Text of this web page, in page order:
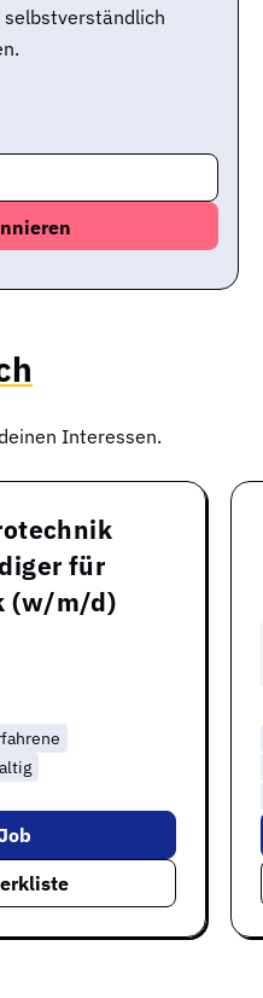
selbstverständlich
Interessen.
für
(w/m/d)